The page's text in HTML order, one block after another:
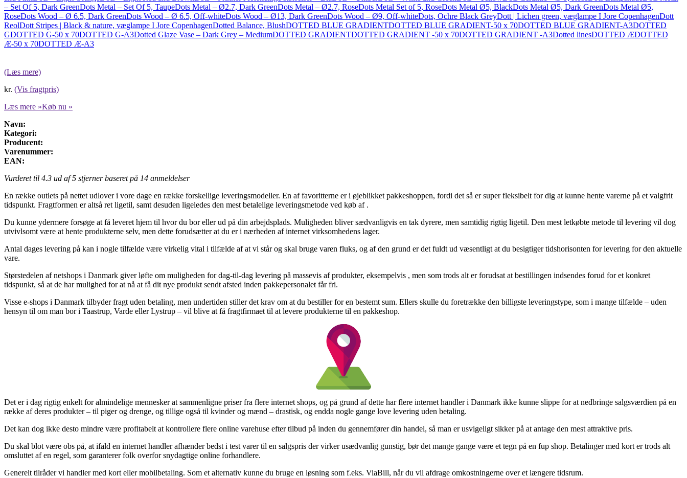
– Set Of 5, Dark GreenDots Metal – Set Of 5, TaupeDots Metal – Ø2.7, Dark GreenDots Metal – Ø2.7, RoseDots Metal Set of 5, RoseDots Metal Ø5, BlackDots Metal Ø5, Dark GreenDots Metal Ø5,
RoseDots Wood – Ø 6.5, Dark GreenDots Wood – Ø 6.5, Off-whiteDots Wood – Ø13, Dark GreenDots Wood – Ø9, Off-whiteDots, Ochre Black GreyDott | Lichen green, væglampe I Jore CopenhagenDott
ReolDott Stripes | Black & nature, væglampe I Jore CopenhagenDotted Balance, BlushDOTTED BLUE GRADIENTDOTTED BLUE GRADIENT-50 x 70DOTTED BLUE GRADIENT-A3DOTTED
GDOTTED G-50 x 70DOTTED G-A3Dotted Glaze Vase – Dark Grey – MediumDOTTED GRADIENTDOTTED GRADIENT -50 x 70DOTTED GRADIENT -A3Dotted linesDOTTED ÆDOTTED
Æ-50 x 70DOTTED Æ-A3
(Læs mere)
kr. (Vis fragtpris)
Læs mere »Køb nu »
Navn:
Kategori:
Producent:
Varenummer:
EAN:
Vurderet til 4.3 ud af 5 stjerner baseret på 14 anmeldelser
En række outlets på nettet udlover i vore dage en række forskellige leveringsmodeller. En af favoritterne er i øjeblikket pakkeshoppen, fordi det så er super fleksibelt for dig at kunne hente varerne på et valgfrit
tidspunkt. Fragtformen er altså ret ligetil, samt desuden ligeledes den mest betalelige leveringsmetode ved køb af .
Du kunne ydermere forsøge at få leveret hjem til hvor du bor eller ud på din arbejdsplads. Muligheden bliver sædvanligvis en tak dyrere, men samtidig rigtig ligetil. Den mest letkøbte metode til levering vil dog
utvivlsomt være at hente produkterne selv, men dette forudsætter at du er i nærheden af internet virksomhedens lager.
Antal dages levering på kan i nogle tilfælde være virkelig vital i tilfælde af at vi står og skal bruge varen fluks, og af den grund er det fuldt ud væsentligt at du besigtiger tidshorisonten for levering for den aktuelle
vare.
Størstedelen af netshops i Danmark giver løfte om muligheden for dag-til-dag levering på massevis af produkter, eksempelvis , men som trods alt er forudsat at bestillingen indsendes forud for et konkret
tidspunkt, så at de har mulighed for at nå at få dit nye produkt sendt afsted inden pakkepersonalet får fri.
Visse e-shops i Danmark tilbyder fragt uden betaling, men undertiden stiller det krav om at du bestiller for en bestemt sum. Ellers skulle du foretrække den billigste leveringstype, som i mange tilfælde – uden
hensyn til om man bor i Taastrup, Varde eller Lystrup – vil blive at få fragtfirmaet til at levere produkterne til en pakkeshop.
Det er i dag rigtig enkelt for almindelige mennesker at sammenligne priser fra flere internet shops, og på grund af dette har flere internet handler i Danmark ikke kunne slippe for at nedbringe salgsværdien på en
række af deres produkter – til piger og drenge, og tillige også til kvinder og mænd – drastisk, og endda nogle gange love levering uden betaling.
Det kan dog ikke desto mindre være profitabelt at kontrollere flere online varehuse efter tilbud på inden du gennemfører din handel, så man er usvigeligt sikker på at antage den mest attraktive pris.
Du skal blot være obs på, at ifald en internet handler afhænder bedst i test varer til en salgspris der virker usædvanlig gunstig, bør det mange gange være et tegn på en fup shop. Betalinger med kort er trods alt
omsluttet af en regel, som garanterer folk overfor snydagtige online forhandlere.
Generelt tilråder vi handler med kort eller mobilbetaling. Som et alternativ kunne du bruge en løsning som f.eks. ViaBill, når du vil afdrage omkostningerne over et længere tidsrum.